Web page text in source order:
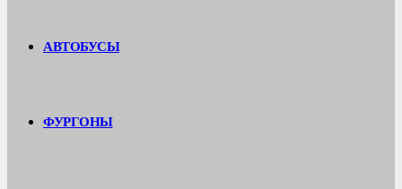
АВТОБУСЫ
ФУРГОНЫ